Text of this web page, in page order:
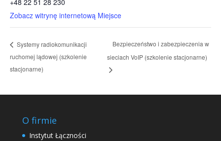
Zobacz witrynę internetową Miejsce
Systemy radiokomunikacji
ruchomej lądowej (szkolenie
stacjonarne)
Bezpieczeństwo i zabezpieczenia w
sieciach VoIP (szkolenie stacjonarne)
O firmie
Instytut Łączności